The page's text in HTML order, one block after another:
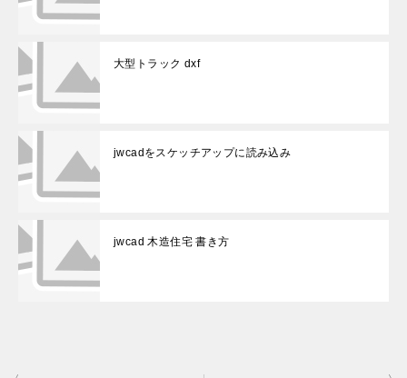
大型トラック dxf
jwcadをスケッチアップに読み込み
jwcad 木造住宅 書き方